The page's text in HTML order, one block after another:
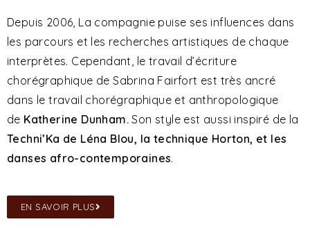
Depuis 2006, La compagnie puise ses influences dans
les parcours et les recherches artistiques de chaque
interprètes. Cependant, le travail d’écriture
chorégraphique de Sabrina Fairfort est très ancré
dans le travail chorégraphique et anthropologique
de Katherine Dunham.Son style est aussi inspiré de la
Techni’Ka de Léna Blou, la technique Horton, et les
danses afro-contemporaines.
EN SAVOIR PLUS